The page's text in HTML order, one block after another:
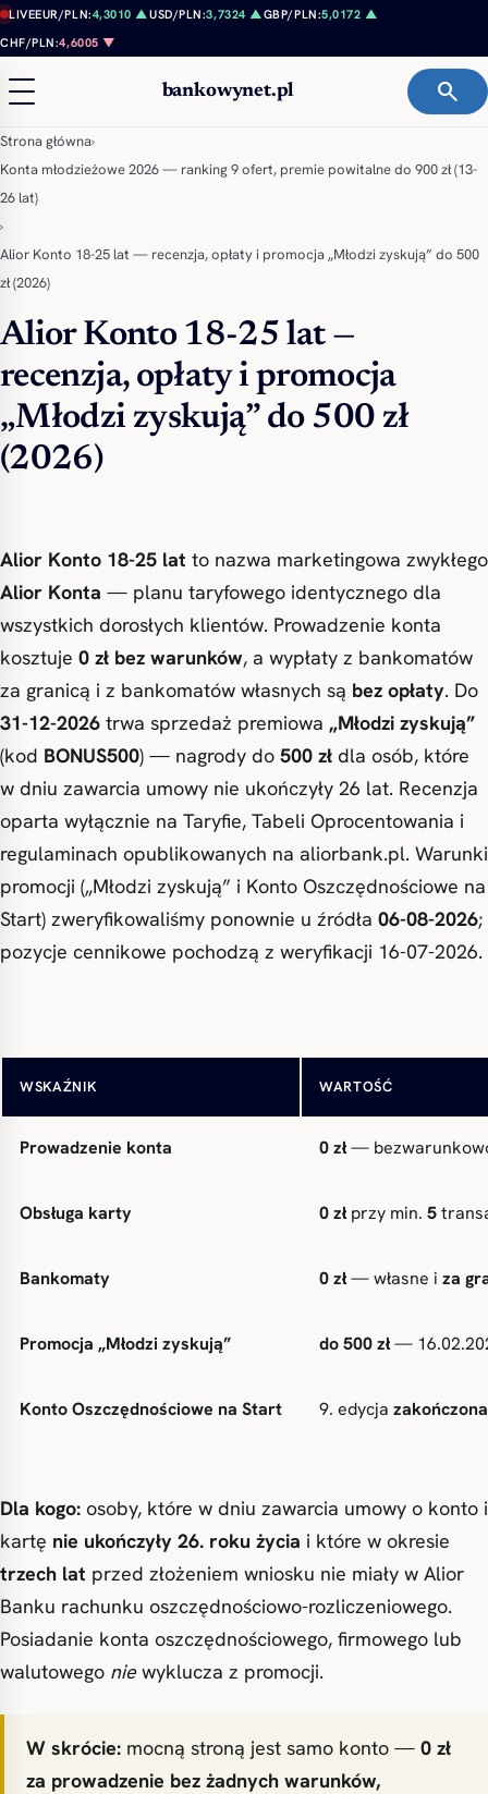
Przejdź do treści
LIVEEUR/PLN:4,3010 ▲USD/PLN:3,7324 ▲GBP/PLN:5,0172 ▲
CHF/PLN:4,6005 ▼
bankowynet.pl search
Strona główna›
Konta młodzieżowe 2026 — ranking 9 ofert, premie powitalne do 900 zł (13-
26 lat)
›
Alior Konto 18-25 lat — recenzja, opłaty i promocja „Młodzi zyskują” do 500
zł (2026)
Alior Konto 18-25 lat —
recenzja, opłaty i promocja
„Młodzi zyskują” do 500 zł
(2026)
Alior Konto 18-25 lat to nazwa marketingowa zwykłego
Alior Konta — planu taryfowego identycznego dla
wszystkich dorosłych klientów. Prowadzenie konta
kosztuje 0 zł bez warunków, a wypłaty z bankomatów
za granicą i z bankomatów własnych są bez opłaty. Do
31-12-2026 trwa sprzedaż premiowa „Młodzi zyskują”
(kod BONUS500) — nagrody do 500 zł dla osób, które
w dniu zawarcia umowy nie ukończyły 26 lat. Recenzja
oparta wyłącznie na Taryfie, Tabeli Oprocentowania i
regulaminach opublikowanych na aliorbank.pl. Warunki
promocji („Młodzi zyskują” i Konto Oszczędnościowe na
Start) zweryfikowaliśmy ponownie u źródła 06-08-2026;
pozycje cennikowe pochodzą z weryfikacji 16-07-2026.
WSKAŹNIK WARTOŚĆ
Plan taryfowy Alior Konto
Prowadzenie konta 0 zł—
Obsługa karty 0 zł przy min. 5
Bankomaty 0 zł— własne i za
Promocja „Młodzi zyskują” do 500 zł—
Konto Oszczędnościowe na Start 9. edycja
Dla kogo: osoby, które w dniu zawarcia umowy o konto i
kartę nie ukończyły 26. roku życia i które w okresie
trzech lat przed złożeniem wniosku nie miały w Alior
Banku rachunku oszczędnościowo-rozliczeniowego.
Posiadanie konta oszczędnościowego, firmowego lub
walutowego niewyklucza z promocji.
W skrócie: mocną stroną jest samo konto — 0 zł
za prowadzenie bez żadnych warunków,